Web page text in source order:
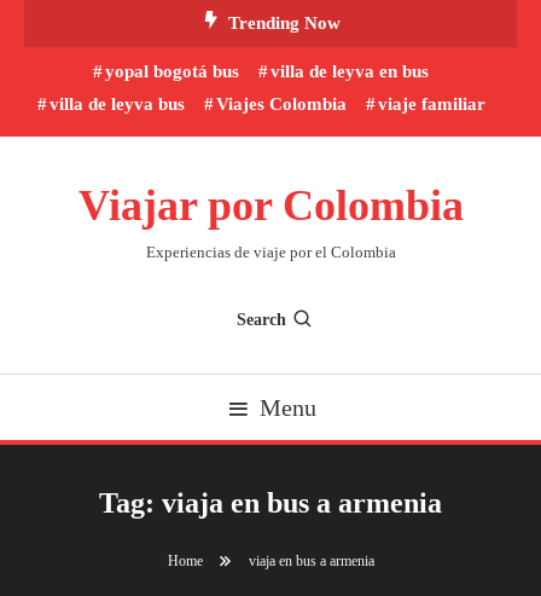
Trending Now
yopal bogotá bus
villa de leyva en bus
villa de leyva bus
Viajes Colombia viaje familiar
Viajar por Colombia
Experiencias de viaje por el Colombia
Search
Menu
Tag: viaja en bus a armenia
Home viaja en bus a armenia